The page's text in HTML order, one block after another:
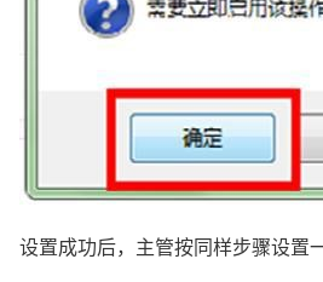
设置成功后，主管按同样步骤设置